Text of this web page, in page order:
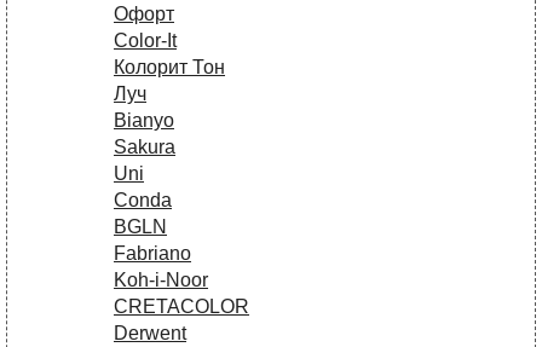
Офорт
Сolor-It
Колорит Тон
Луч
Bianyo
Sakura
Uni
Conda
BGLN
Fabriano
Koh-i-Noor
CRETACOLOR
Derwent